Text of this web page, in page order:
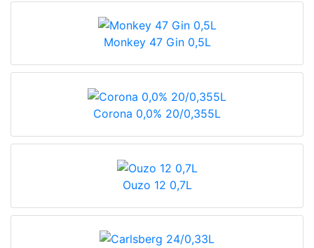
Monkey 47 Gin 0,5L
Corona 0,0% 20/0,355L
Ouzo 12 0,7L